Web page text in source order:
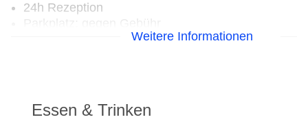
24h Rezeption
Check-in von: 15:00:00
Hotelsafe
WLAN/WiFi im Hotel
Weitere Informationen
Essen & Trinken